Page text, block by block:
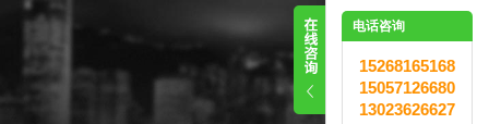
电话咨询
15268165168
15057126680
13023626627